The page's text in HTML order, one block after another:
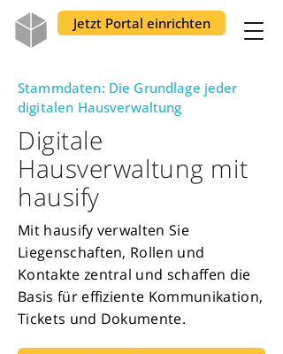
Jetzt Portal einrichten
Stammdaten: Die Grundlage jeder
digitalen Hausverwaltung
Digitale
Hausverwaltung mit
hausify
Mit hausify verwalten Sie
Liegenschaften, Rollen und
Kontakte zentral und schaffen die
Basis für effiziente Kommunikation,
Tickets und Dokumente.